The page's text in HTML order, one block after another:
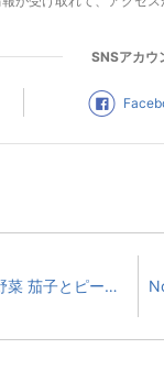
SNSアカウ
No3581夏野菜 茄子とピーマン鰹節炒め